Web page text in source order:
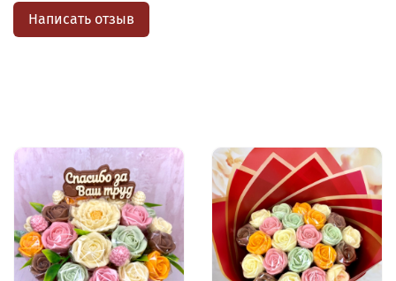
Написать отзыв